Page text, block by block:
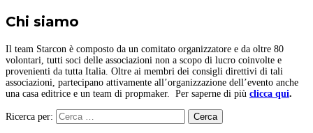
Chi siamo
Il team Starcon è composto da un comitato organizzatore e da oltre 80
volontari, tutti soci delle associazioni non a scopo di lucro coinvolte e
provenienti da tutta Italia. Oltre ai membri dei consigli direttivi di tali
associazioni, partecipano attivamente all’organizzazione dell’evento anche
una casa editrice e un team di propmaker. Per saperne di più clicca qui.
Ricerca per: